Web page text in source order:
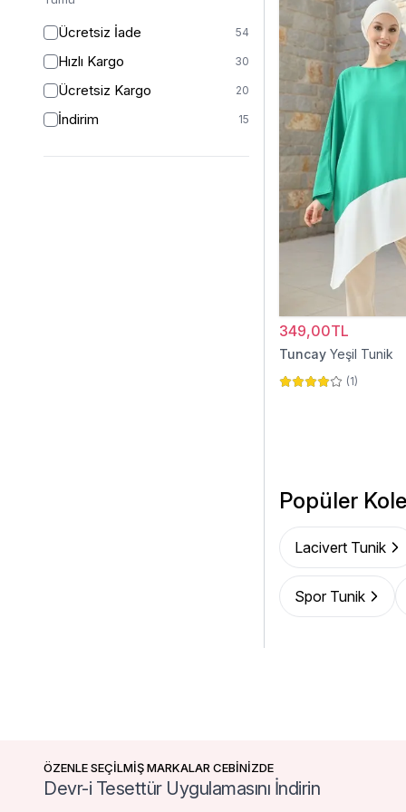
46/48
48
STANDART
Ücretsiz İade 54
Hızlı Kargo 30
Ücretsiz Kargo 20
İndirim 15
349,00TL
Tuncay Yeşil Tunik
(1)
Popüler
Lacivert Tunik
Spor Tunik
ÖZENLE SEÇİLMİŞ MARKALAR CEBİNİZDE
Devr-i Tesettür Uygulamasını İndirin